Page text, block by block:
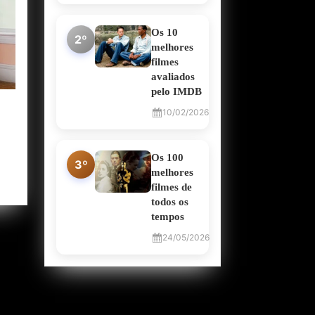
2º
Os 10
melhores
filmes
avaliados
pelo IMDB
10/02/2026
3º
Os 100
melhores
filmes de
todos os
tempos
24/05/2026